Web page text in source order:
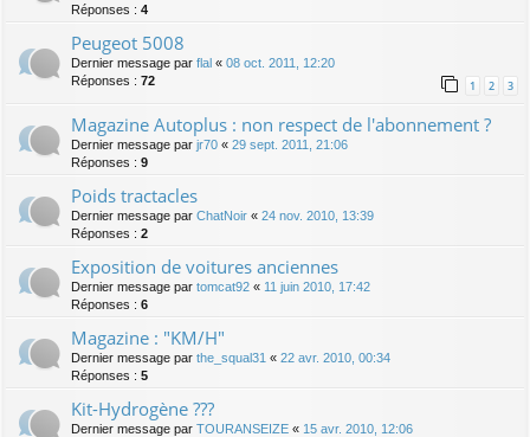
Réponses : 4
Peugeot 5008
Dernier message par flal « 08 oct. 2011, 12:20
Réponses : 72 1 2 3
Magazine Autoplus : non respect de l'abonnement ?
Dernier message par jr70 « 29 sept. 2011, 21:06
Réponses : 9
Poids tractacles
Dernier message par ChatNoir « 24 nov. 2010, 13:39
Réponses : 2
Exposition de voitures anciennes
Dernier message par tomcat92 « 11 juin 2010, 17:42
Réponses : 6
Magazine : "KM/H"
Dernier message par the_squal31 « 22 avr. 2010, 00:34
Réponses : 5
Kit-Hydrogène ???
Dernier message par TOURANSEIZE « 15 avr. 2010, 12:06